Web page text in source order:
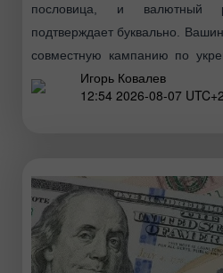
пословица, и валютный
подтверждает буквально.
совместную кампанию по
подобную интервенцию почти
Игорь Ковалев
12:54 2026-08-07 UTC+2